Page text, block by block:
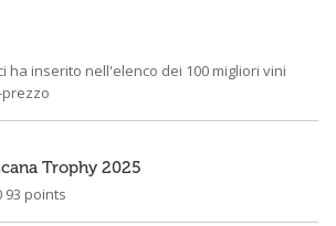
ha inserito nell'elenco dei 100 migliori vini
Trophy 2025
93 points